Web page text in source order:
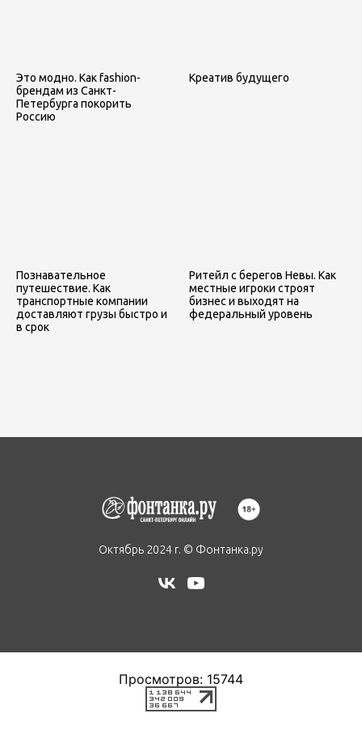
Это модно. Как fashion-
брендам из Санкт-
Петербурга покорить
Россию
Креатив будущего
Познавательное
путешествие. Как
транспортные компании
доставляют грузы быстро и
в срок
Ритейл с берегов Невы. Как
местные игроки строят
бизнес и выходят на
федеральный уровень
Октябрь 2024 г. © Фонтанка.ру
Просмотров: 15744